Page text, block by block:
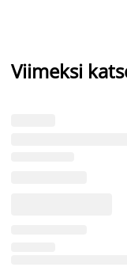
Viimeksi